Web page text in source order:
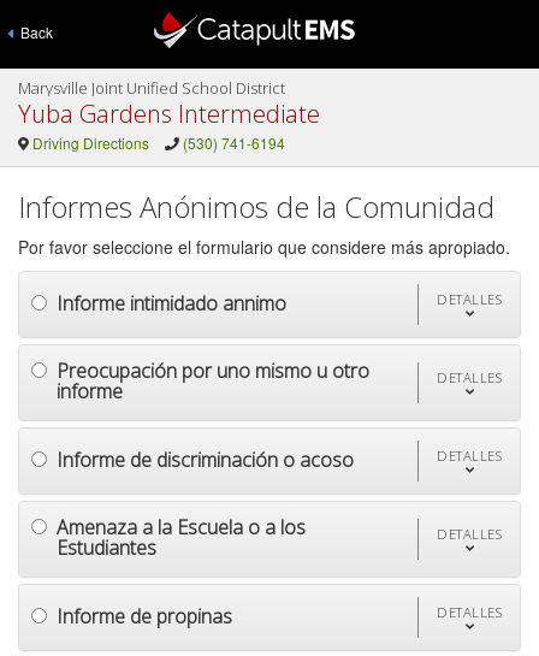
Back
Marysville Joint Unified School District
Yuba Gardens Intermediate
Driving Directions (530) 741-6194
Informes Anónimos de la Comunidad
Por favor seleccione el formulario que considere más apropiado.
Informe intimidado annimo DETALLES
Preocupación por uno mismo u otro
informe
DETALLES
Informe de discriminación o acoso DETALLES
Amenaza a la Escuela o a los
Estudiantes
DETALLES
Informe de propinas DETALLES